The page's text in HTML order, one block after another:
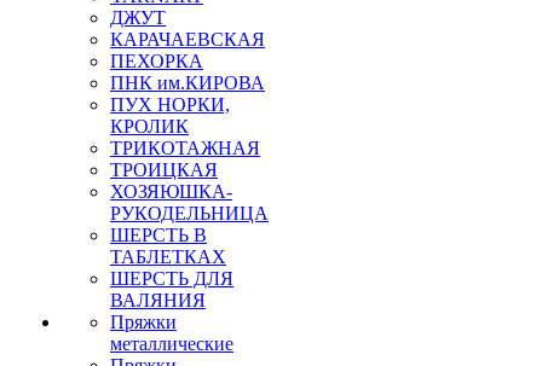
ДЖУТ
КАРАЧАЕВСКАЯ
ПЕХОРКА
ПНК им.КИРОВА
ПУХ НОРКИ,
КРОЛИК
ТРИКОТАЖНАЯ
ТРОИЦКАЯ
ХОЗЯЮШКА-
РУКОДЕЛЬНИЦА
ШЕРСТЬ В
ТАБЛЕТКАХ
ШЕРСТЬ ДЛЯ
ВАЛЯНИЯ
Пряжки
металлические